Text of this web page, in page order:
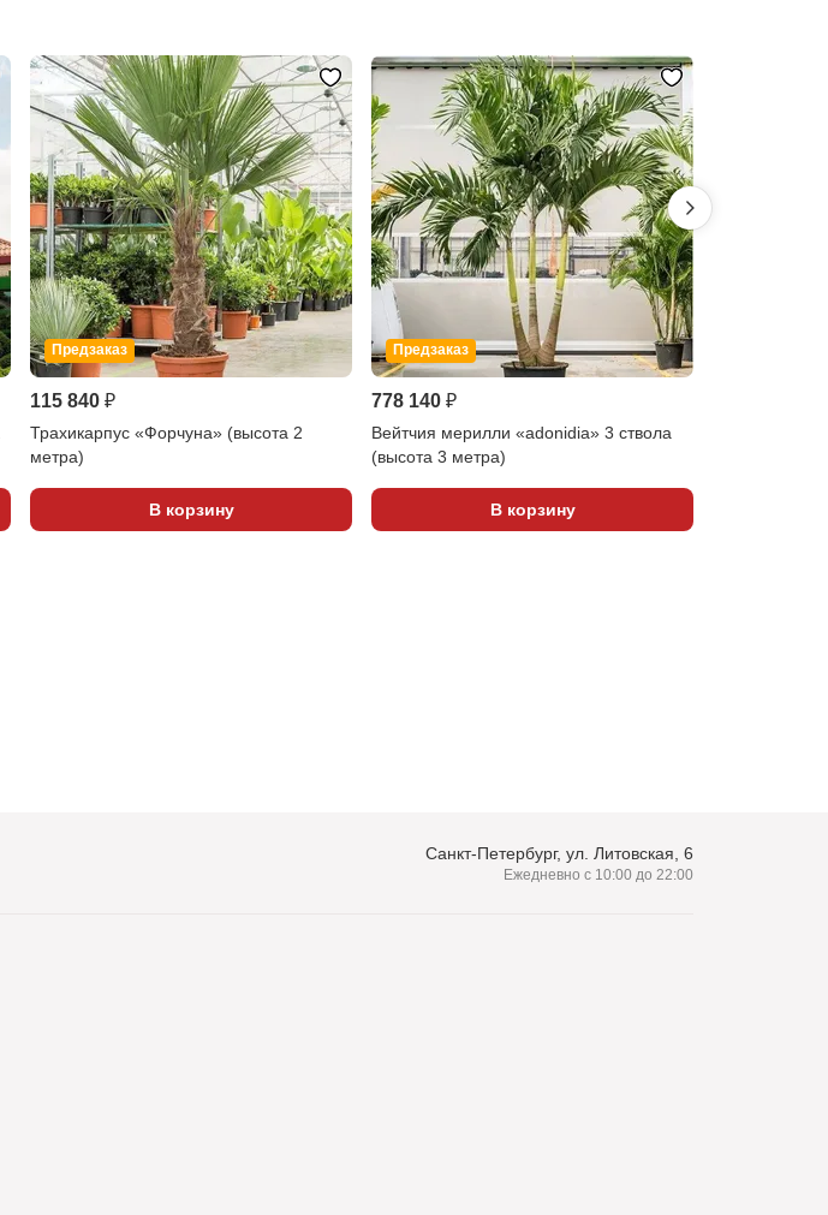
Предзаказ
115 840 ₽
Трахикарпус «Форчуна» (высота 2
метра)
В корзину
Предзаказ
778 140 ₽
Вейтчия мерилли «adonidia» 3 ствола
(высота 3 метра)
В корзину
Санкт-Петербург, ул. Литовская, 6
Ежедневно с 10:00 до 22:00